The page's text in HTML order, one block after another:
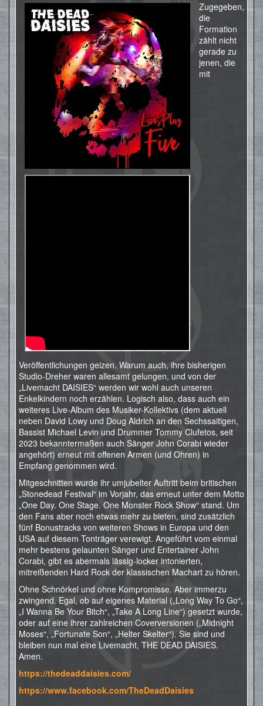
Zugegeben,
die
Formation
zählt nicht
gerade zu
jenen, die
mit
Veröffentlichungen geizen. Warum auch, ihre bisherigen
Studio-Dreher waren allesamt gelungen, und von der
„Livemacht DAISIES“ werden wir wohl auch unseren
Enkelkindern noch erzählen. Logisch also, dass auch ein
weiteres Live-Album des Musiker-Kollektivs (dem aktuell
neben David Lowy und Doug Aldrich an den Sechssaitigen,
Bassist Michael Levin und Drummer Tommy Clufetos, seit
2023 bekanntermaßen auch Sänger John Corabi wieder
angehört) erneut mit offenen Armen (und Ohren) in
Empfang genommen wird.
Mitgeschnitten wurde ihr umjubelter Auftritt beim britischen
„Stonedead Festival“ im Vorjahr, das erneut unter dem Motto
„One Day. One Stage. One Monster Rock Show“ stand. Um
den Fans aber noch etwas mehr zu bieten, sind zusätzlich
fünf Bonustracks von weiteren Shows in Europa und den
USA auf diesem Tonträger verewigt. Angeführt vom einmal
mehr bestens gelaunten Sänger und Entertainer John
Corabi, gibt es abermals lässig-locker intonierten,
mitreißenden Hard Rock der klassischen Machart zu hören.
Ohne Schnörkel und ohne Kompromisse. Aber immerzu
zwingend. Egal, ob auf eigenes Material („Long Way To Go“,
„I Wanna Be Your Bitch“, „Take A Long Line“) gesetzt wurde,
oder auf eine ihrer zahlreichen Coverversionen („Midnight
Moses“, „Fortunate Son“, „Helter Skelter“). Sie sind und
bleiben nun mal eine Livemacht, THE DEAD DAISIES.
Amen.
https://thedeaddaisies.com/
https://www.facebook.com/TheDeadDaisies